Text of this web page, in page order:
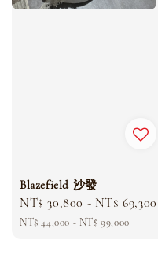
Blazefield 沙發
Sale
price
NT$ 30,800 - NT$ 69,300
NT$ 44,000-NT$ 99,000